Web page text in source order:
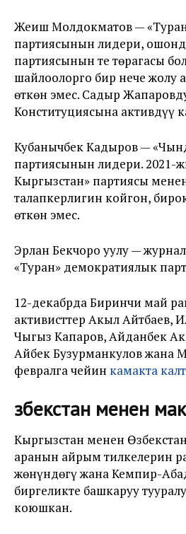
Жеңиш Молдокматов —
партиясынын лидери,
партиясынын тең төрагасы
шайлоолорго бир нече жолу
өткөн эмес. Садыр
Конституциясына активдүү
Кубанычбек Кадыров —
партиясынын лидери. 2021-
Кыргызстан» партиясы
талапкерлигин койгон,
өткөн эмес.
Эрлан Бекчоро уулу —
«Туран» демократиялык
12-декабрда Биринчи май
активисттер Акыл Айтбаев,
Чыңгыз Капаров, Айданбек
Айбек Бузурманкулов жана
февралга чейин камакта
Өзбекстан менен
Кыргызстан менен
аранын айрым тилкелерин
жөнүндөгү жана Кемпир-
биргеликте башкаруу
коюшкан.